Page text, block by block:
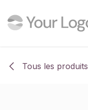
Tous les produits